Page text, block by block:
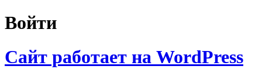
Войти
Сайт работает на WordPress